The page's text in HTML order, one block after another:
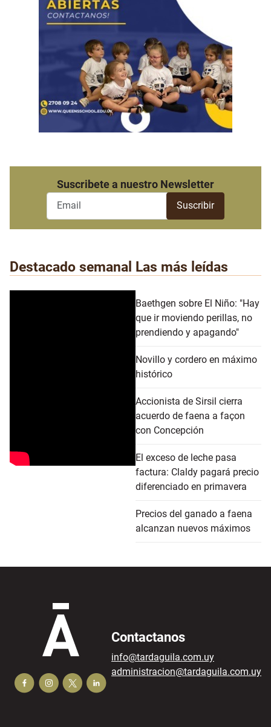
Suscribete a nuestro Newsletter
Destacado semanal Las más leídas
Baethgen sobre El Niño: "Hay
que ir moviendo perillas, no
prendiendo y apagando"
Novillo y cordero en máximo
histórico
Accionista de Sirsil cierra
acuerdo de faena a façon
con Concepción
El exceso de leche pasa
factura: Claldy pagará precio
diferenciado en primavera
Precios del ganado a faena
alcanzan nuevos máximos
Contactanos
info@tardaguila.com.uy
administracion@tardaguila.com.uy